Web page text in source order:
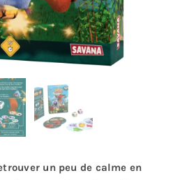
un peu de calme en